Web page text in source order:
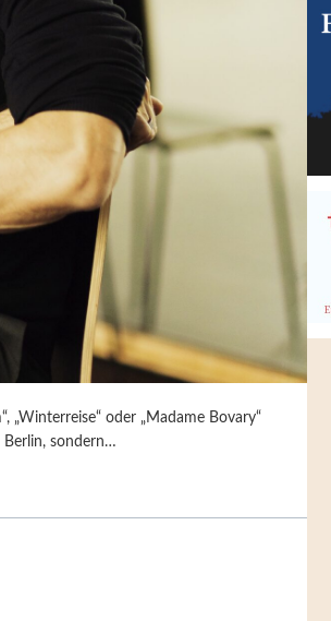
„Winterreise“ oder „Madame Bovary“
Berlin, sondern…